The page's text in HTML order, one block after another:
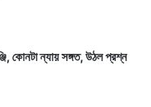
কোনটা ন্যায় সঙ্গত, উঠল প্রশ্ন